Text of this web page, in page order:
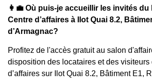
👩‍💼 Où puis-je accueillir les invités du
Centre d’affaires à Ilot Quai 8.2,
d’Armagnac?
Profitez de l'accès gratuit au salon
disposition des locataires et des visiteurs
d’affaires sur Ilot Quai 8.2, Bâtiment E1,